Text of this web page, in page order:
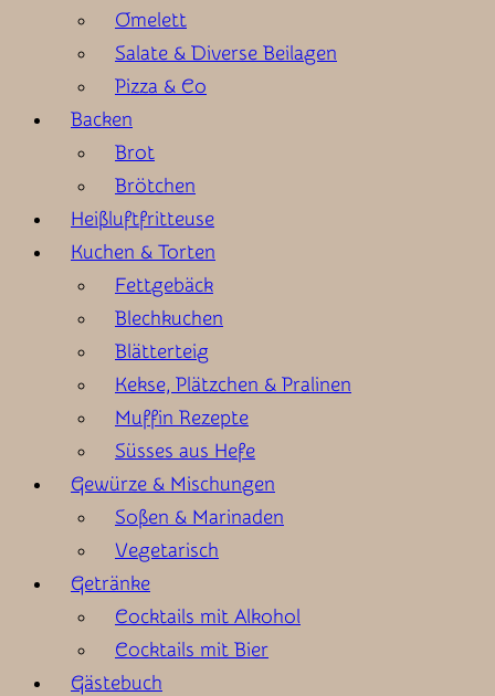
Omelett
Salate & Diverse Beilagen
Pizza & Co
Backen
Brot
Brötchen
Heißluftfritteuse
Kuchen & Torten
Fettgebäck
Blechkuchen
Blätterteig
Kekse, Plätzchen & Pralinen
Muffin Rezepte
Süsses aus Hefe
Gewürze & Mischungen
Soßen & Marinaden
Vegetarisch
Getränke
Cocktails mit Alkohol
Cocktails mit Bier
Gästebuch